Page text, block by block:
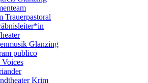
Trauerpastoral
Glanzing
publico
Voices
Krim